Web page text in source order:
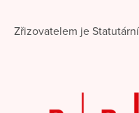
Zřizovatelem je